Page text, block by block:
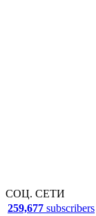
СОЦ. СЕТИ
259,677 subscribers